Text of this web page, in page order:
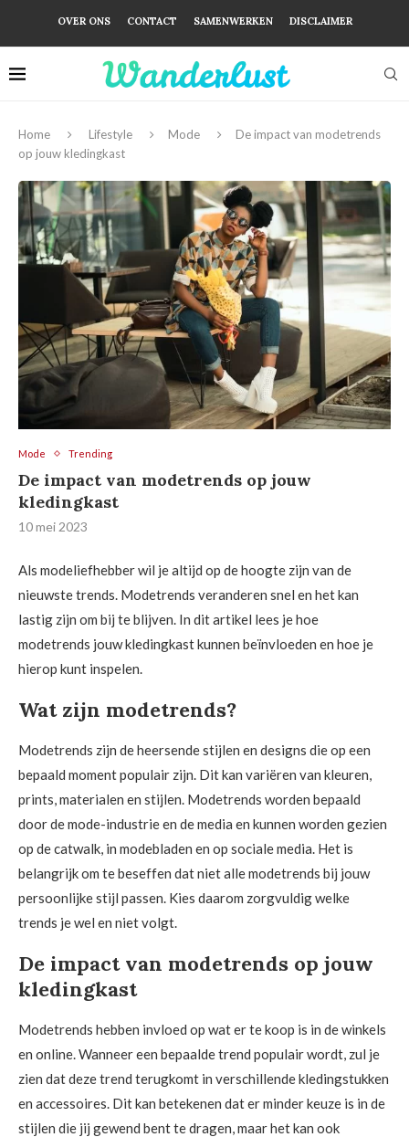
OVER ONS CONTACT SAMENWERKEN DISCLAIMER
Home Lifestyle Mode
De impact van modetrends
op jouw kledingkast
Mode Trending
De impact van modetrends op jouw
kledingkast
10 mei 2023
Als modeliefhebber wil je altijd op de hoogte zijn van de
nieuwste trends. Modetrends veranderen snel en het kan
lastig zijn om bij te blijven. In dit artikel lees je hoe
modetrends jouw kledingkast kunnen beïnvloeden en hoe je
hierop kunt inspelen.
Wat zijn modetrends?
Modetrends zijn de heersende stijlen en designs die op een
bepaald moment populair zijn. Dit kan variëren van kleuren,
prints, materialen en stijlen. Modetrends worden bepaald
door de mode-industrie en de media en kunnen worden gezien
op de catwalk, in modebladen en op sociale media. Het is
belangrijk om te beseffen dat niet alle modetrends bij jouw
persoonlijke stijl passen. Kies daarom zorgvuldig welke
trends je wel en niet volgt.
De impact van modetrends op jouw
kledingkast
Modetrends hebben invloed op wat er te koop is in de winkels
en online. Wanneer een bepaalde trend populair wordt, zul je
zien dat deze trend terugkomt in verschillende kledingstukken
en accessoires. Dit kan betekenen dat er minder keuze is in de
stijlen die jij gewend bent te dragen, maar het kan ook